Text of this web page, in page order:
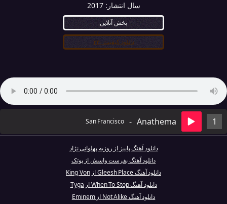
سال انتشار:2017
پخش آنلاین
دانلود کیفیت ۳۲۰
1
Anathema
-
San Francisco
دانلود آهنگ پاییز از روزبه پهلوانی نژاد
دانلود آهنگ بفرست واسش از پوتک
دانلود آهنگ Gleesh Place از King Von
دانلود آهنگ When To Stop از Tyga
دانلود آهنگ Not Alike از Eminem